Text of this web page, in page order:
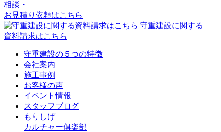
相談・
お見積り依頼はこちら
守重建設に関する
資料請求はこちら
守重建設の５つの特徴
会社案内
施工事例
お客様の声
イベント情報
スタッフブログ
もりしげ
カルチャー俱楽部